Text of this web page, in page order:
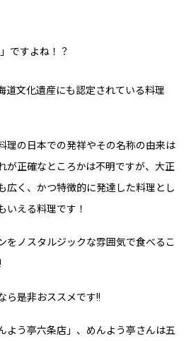
」ですよね！？
道文化遺産にも認定されている料理
理の日本での発祥やその名称の由来は
が正確なところかは不明ですが、大正
広く、かつ特徴的に発達した料理とし
いえる料理です！
をノスタルジックな雰囲気で食べるこ
ら是非おススメです!!
よう亭六条店」、めんよう亭さんは五